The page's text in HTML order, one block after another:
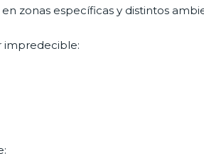
zonas específicas y distintos
impredecible: